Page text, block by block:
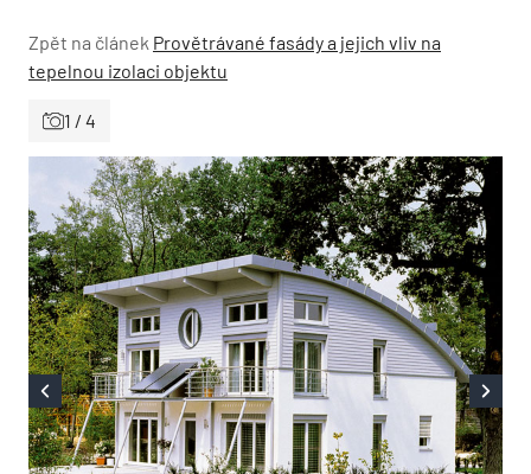
Zpět na článek Provětrávané fasády a jejich vliv na
tepelnou izolaci objektu
1 / 4